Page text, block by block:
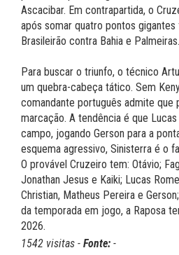
Ascacibar. Em contrapartida, o
após somar quatro pontos gigantes
Brasileirão contra Bahia e Palmeiras.
Para buscar o triunfo, o técnico
um quebra-cabeça tático. Sem
comandante português admite que
marcação. A tendência é que
campo, jogando Gerson para a
esquema agressivo, Sinisterra é o
O provável Cruzeiro tem: Otávio;
Jonathan Jesus e Kaiki; Lucas
Christian, Matheus Pereira e
da temporada em jogo, a Raposa
2026.
1542 visitas - Fonte: -